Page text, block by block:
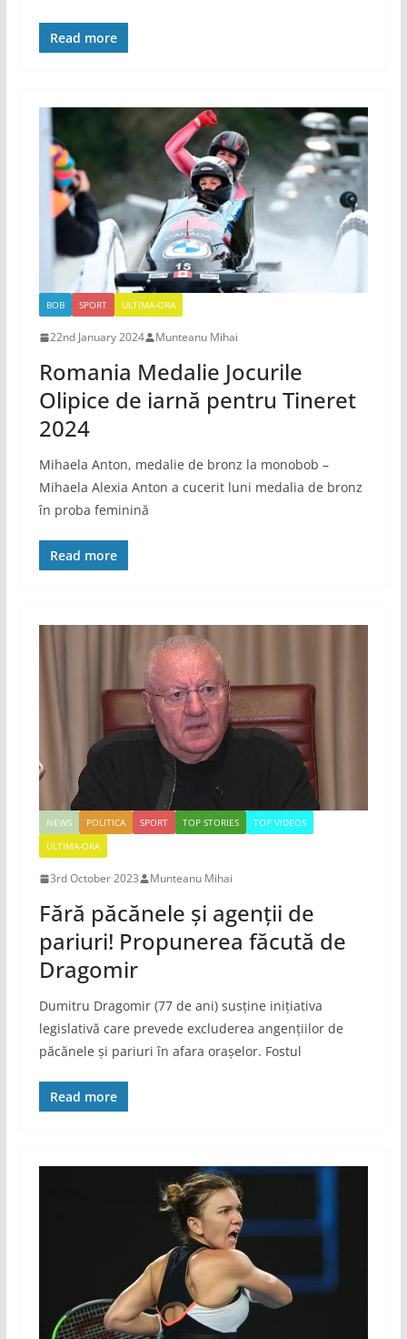
Read more
BOB SPORT ULTIMA-ORA
22nd January 2024 Munteanu Mihai
Romania Medalie Jocurile
Olipice de iarnă pentru Tineret
2024
​Mihaela Anton, medalie de bronz la monobob –
Mihaela Alexia Anton a cucerit luni medalia de bronz
în proba feminină
Read more
NEWS POLITICA SPORT TOP STORIES
TOP VIDEOS
ULTIMA-ORA
3rd October 2023 Munteanu Mihai
Fără păcănele și agenții de
pariuri! Propunerea făcută de
Dragomir
Dumitru Dragomir (77 de ani) susține inițiativa
legislativă care prevede excluderea angențiilor de
păcănele și pariuri în afara orașelor. Fostul
Read more